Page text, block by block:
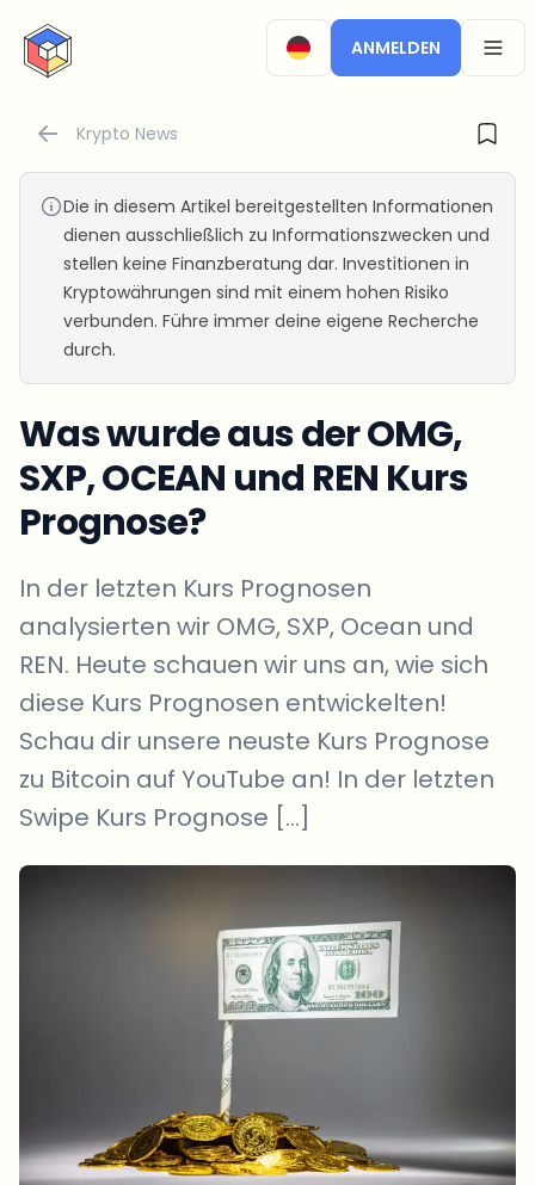
CryptoTicker
ANMELDEN
Krypto News
Die in diesem Artikel bereitgestellten Informationen
dienen ausschließlich zu Informationszwecken und
stellen keine Finanzberatung dar. Investitionen in
Kryptowährungen sind mit einem hohen Risiko
verbunden. Führe immer deine eigene Recherche
durch.
Was wurde aus der OMG,
SXP, OCEAN und REN Kurs
Prognose?
In der letzten Kurs Prognosen
analysierten wir OMG, SXP, Ocean und
REN. Heute schauen wir uns an, wie sich
diese Kurs Prognosen entwickelten!
Schau dir unsere neuste Kurs Prognose
zu Bitcoin auf YouTube an! In der letzten
Swipe Kurs Prognose […]